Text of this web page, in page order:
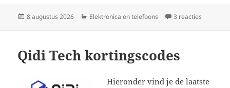
Geplaatst
8 augustus 2026 Categorieën
Elektronica en telefoons 3 reacties
Qidi Tech kortingscodes
Hieronder vind je de laatste